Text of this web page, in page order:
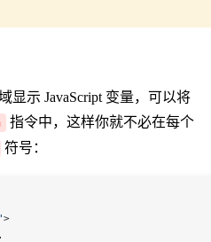
显示 JavaScript 变量，可以将
指令中，这样你就不必在每个
符号：
>
.